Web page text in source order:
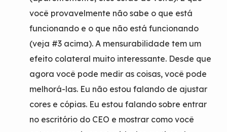
você provavelmente não sabe o que está
funcionando e o que não está funcionando
(veja #3 acima). A mensurabilidade tem um
efeito colateral muito interessante. Desde que
agora você pode medir as coisas, você pode
melhorá-las. Eu não estou falando de ajustar
cores e cópias. Eu estou falando sobre entrar
no escritório do CEO e mostrar como você